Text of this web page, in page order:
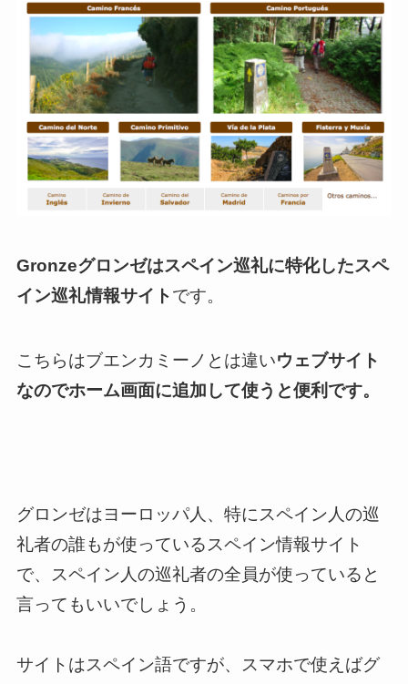
Gronzeグロンゼはスペイン巡礼に特化したスペ
イン巡礼情報サイトです。
こちらはブエンカミーノとは違いウェブサイト
なのでホーム画面に追加して使うと便利です。
グロンゼはヨーロッパ人、特にスペイン人の巡
礼者の誰もが使っているスペイン情報サイト
で、スペイン人の巡礼者の全員が使っていると
言ってもいいでしょう。
サイトはスペイン語ですが、スマホで使えばグ